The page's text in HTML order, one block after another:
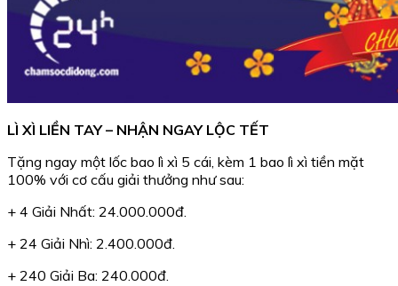
LÌ XÌ LIỀN TAY – NHẬN NGAY LỘC TẾT
Tặng ngay một lốc bao lì xì 5 cái, kèm 1 bao lì xì tiền mặt
100% với cơ cấu giải thưởng như sau:
+ 4 Giải Nhất: 24.000.000đ.
+ 24 Giải Nhì: 2.400.000đ.
+ 240 Giải Ba: 240.000đ.